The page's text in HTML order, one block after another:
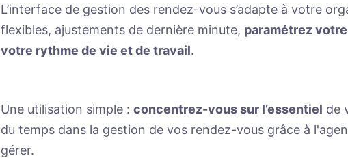
L’interface de gestion des rendez-vous s’adapte à votre
flexibles, ajustements de dernière minute, paramétrez
votre rythme de vie et de travail.
Une utilisation simple : concentrez-vous sur l’essentiel de
du temps dans la gestion de vos rendez-vous grâce à
gérer.